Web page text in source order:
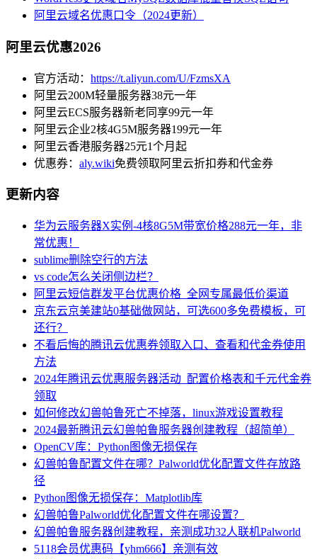
阿里云域名优惠口令（2024更新）
阿里云优惠2026
官方活动： https://t.aliyun.com/U/FzmsXA
阿里云200M轻量服务器38元一年
阿里云ECS服务器新老同享99元一年
阿里云企业2核4G5M服务器199元一年
阿里云香港服务器25元1个月起
优惠券： aly.wiki免费领取阿里云折扣券和代金券
更新内容
华为云服务器X实例-4核8G5M带宽价格288元一年，非
常优惠！
sublime删除空行的方法
vs code怎么关闭侧边栏？
阿里云短信群发平台优惠价格_全网专属最低价渠道
京东云京美建站0基础做网站，可选600多免费模板，可
还行？
不看后悔的腾讯云优惠券领取入口、查看和代金券使用
方法
2024年腾讯云优惠服务器活动_配置价格表和千元代金券
领取
如何修改幻兽帕鲁死亡不掉落，linux游戏设置教程
2024最新腾讯云幻兽帕鲁服务器创建教程（超简单）
OpenCV库：Python图像无损保存
幻兽帕鲁配置文件在哪？Palworld优化配置文件存放路
径
Python图像无损保存：Matplotlib库
幻兽帕鲁Palworld优化配置文件在哪设置？
幻兽帕鲁服务器创建教程，亲测成功32人联机Palworld
5118会员优惠码【yhm666】亲测有效